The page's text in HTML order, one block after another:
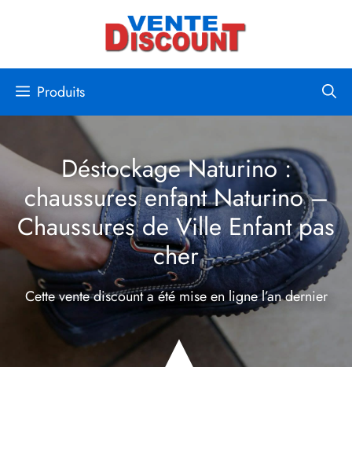
Produits
Déstockage Naturino :
chaussures enfant Naturino –
Chaussures de Ville Enfant pas
cher
Cette vente discount a été mise en lignel’an dernier